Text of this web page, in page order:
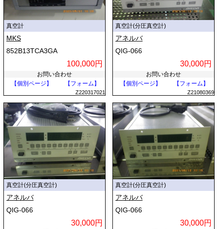
真空計
MKS
852B13TCA3GA
100,000円
お問い合わせ
【個別ページ】
【フォーム】
Z220317021
真空計(分圧真空計)
アネルバ
QIG-066
30,000円
お問い合わせ
【個別ページ】
【フォーム】
Z21080369
真空計(分圧真空計)
アネルバ
QIG-066
30,000円
真空計(分圧真空計)
アネルバ
QIG-066
30,000円